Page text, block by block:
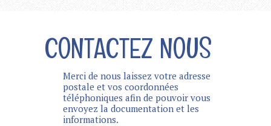
CONTACTEZ NOUS
Merci de nous laissez votre adresse
postale et vos coordonnées
téléphoniques afin de pouvoir vous
envoyez la documentation et les
informations.